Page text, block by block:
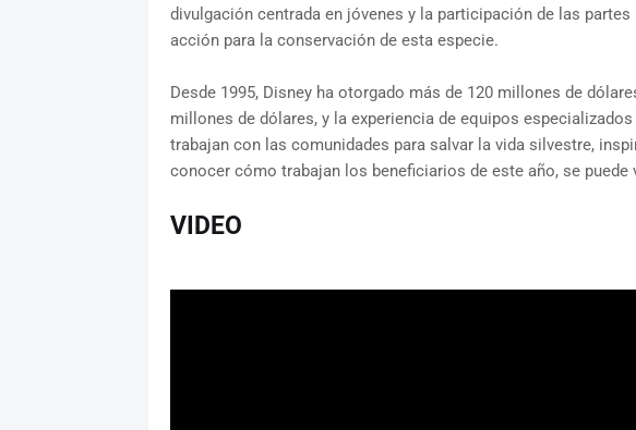
divulgación centrada en jóvenes y la participación de las partes
acción para la conservación de esta especie.
Desde 1995, Disney ha otorgado más de 120 millones de
millones de dólares, y la experiencia de equipos
trabajan con las comunidades para salvar la vida silvestre,
conocer cómo trabajan los beneficiarios de este año, se puede
VIDEO